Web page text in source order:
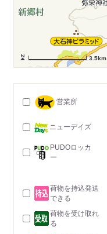
3.5km
営業所
ニューデイズ
PUDOロッカ
ー
荷物を持込発送
できる
荷物を受け取れ
る